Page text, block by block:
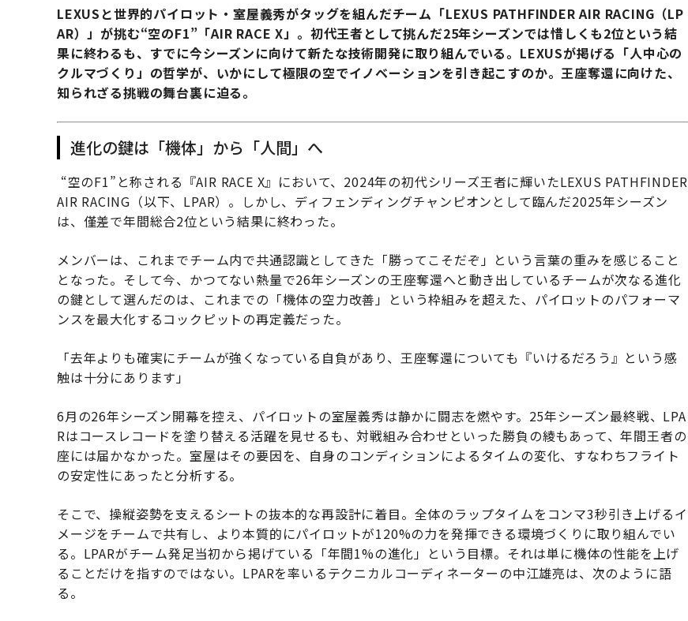
LEXUSと世界的パイロット・室屋義秀がタッグを組んだチーム「LEXUS PATHFINDER AIR RACING（LP
AR）」が挑む“空のF1”「AIR RACE X」。初代王者として挑んだ25年シーズンでは惜しくも2位という結
果に終わるも、すでに今シーズンに向けて新たな技術開発に取り組んでいる。LEXUSが掲げる「人中心の
クルマづくり」の哲学が、いかにして極限の空でイノベーションを引き起こすのか。王座奪還に向けた、
知られざる挑戦の舞台裏に迫る。
進化の鍵は「機体」から「人間」へ
“空のF1”と称される『AIR RACE X』において、2024年の初代シリーズ王者に輝いたLEXUS PATHFINDER
AIR RACING（以下、LPAR）。しかし、ディフェンディングチャンピオンとして臨んだ2025年シーズン
は、僅差で年間総合2位という結果に終わった。
メンバーは、これまでチーム内で共通認識としてきた「勝ってこそだぞ」という言葉の重みを感じること
となった。そして今、かつてない熱量で26年シーズンの王座奪還へと動き出しているチームが次なる進化
の鍵として選んだのは、これまでの「機体の空力改善」という枠組みを超えた、パイロットのパフォーマ
ンスを最大化するコックピットの再定義だった。
「去年よりも確実にチームが強くなっている自負があり、王座奪還についても『いけるだろう』という感
触は十分にあります」
6月の26年シーズン開幕を控え、パイロットの室屋義秀は静かに闘志を燃やす。25年シーズン最終戦、LPA
Rはコースレコードを塗り替える活躍を見せるも、対戦組み合わせといった勝負の綾もあって、年間王者の
座には届かなかった。室屋はその要因を、自身のコンディションによるタイムの変化、すなわちフライト
の安定性にあったと分析する。
そこで、操縦姿勢を支えるシートの抜本的な再設計に着目。全体のラップタイムをコンマ3秒引き上げるイ
メージをチームで共有し、より本質的にパイロットが120%の力を発揮できる環境づくりに取り組んでい
る。LPARがチーム発足当初から掲げている「年間1%の進化」という目標。それは単に機体の性能を上げ
ることだけを指すのではない。LPARを率いるテクニカルコーディネーターの中江雄亮は、次のように語
る。